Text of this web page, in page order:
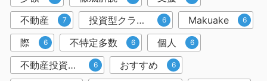
不動産 7 投資型クラウドファンディング 6 Makuake 6
際 6 不特定多数 6 個人 6
不動産投資クラウドファンディング 6 おすすめ 6